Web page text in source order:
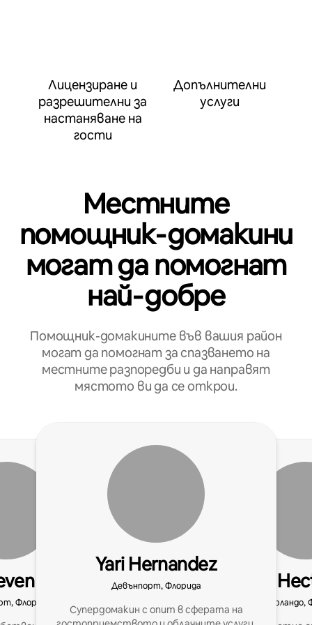
Лицензиране и
разрешителни за
настаняване на
гости
Допълнителни
услуги
Местните
помощник‑домакини
могат да помогнат
най‑добре
Помощник-домакините във вашия район
могат да помогнат за спазването на
местните разпоредби и да направят
мястото ви да се открои.
Флорида
Yari Hernandez
Девънпорт, Флорида
Супердомакин с опит в сферата на
Орландо,